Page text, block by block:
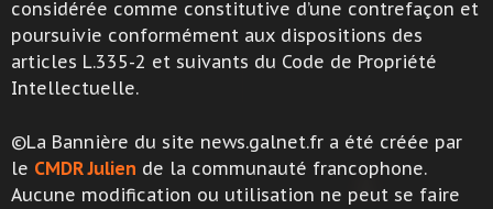
considérée comme constitutive d’une contrefaçon et
poursuivie conformément aux dispositions des
articles L.335-2 et suivants du Code de Propriété
Intellectuelle.
©La Bannière du site news.galnet.fr a été créée par
le CMDR Julien de la communauté francophone.
Aucune modification ou utilisation ne peut se faire